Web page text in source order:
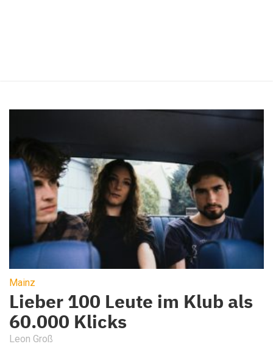
Mainz
Lieber 100 Leute im Klub als
60.000 Klicks
Leon Groß